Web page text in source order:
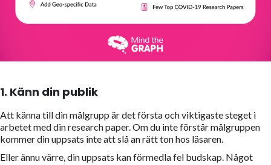
1. Känn din publik
Att känna till din målgrupp är det första och viktigaste steget i
arbetet med din research paper. Om du inte förstår målgruppen
kommer din uppsats inte att slå an rätt ton hos läsaren.
Eller ännu värre, din uppsats kan förmedla fel budskap. Något